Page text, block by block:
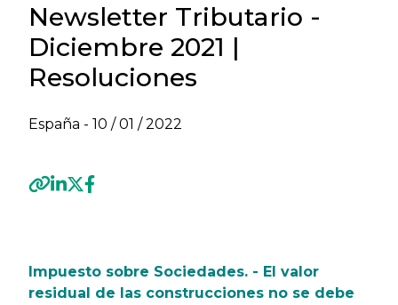
Newsletter Tributario -
Diciembre 2021 |
Resoluciones
España - 10 / 01 / 2022
Impuesto sobre Sociedades. - El valor
residual de las construcciones no se debe